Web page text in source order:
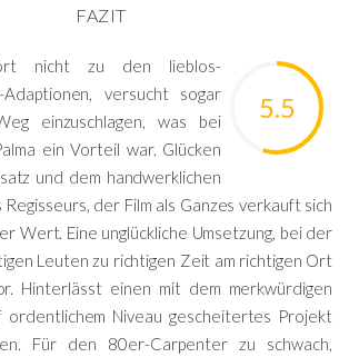
FAZIT
5.5
nicht zu den lieblos-
Adaptionen, versucht sogar
einzuschlagen, was bei
ein Vorteil war. Glücken
und dem handwerklichen
der Film als Ganzes verkauft sich
Wert. Eine unglückliche Umsetzung, bei der
Leuten zu richtigen Zeit am richtigen Ort
Hinterlässt einen mit dem merkwürdigen
ordentlichem Niveau gescheitertes Projekt
Für den 80er-Carpenter zu schwach,